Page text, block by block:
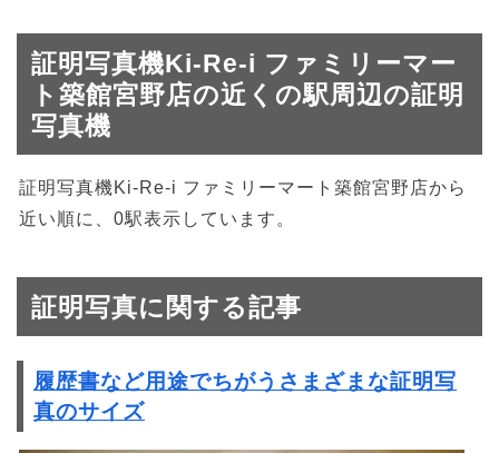
証明写真機Ki-Re-i ファミリーマー
ト築館宮野店の近くの駅周辺の証明
写真機
証明写真機Ki-Re-i ファミリーマート築館宮野店から
近い順に、0駅表示しています。
証明写真に関する記事
履歴書など用途でちがうさまざまな証明写
真のサイズ